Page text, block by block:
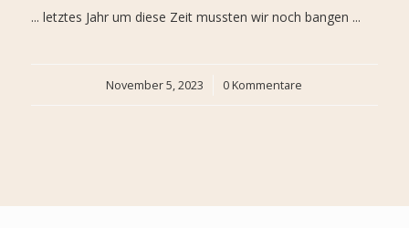
... letztes Jahr um diese Zeit mussten wir noch bangen ...
November 5, 2023
/ 0 Kommentare